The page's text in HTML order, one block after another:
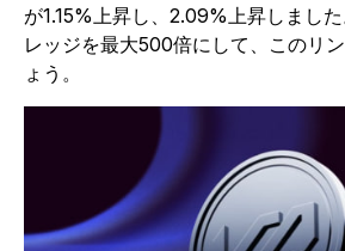
が1.15%上昇し、2.09%上昇しまし
レッジを最大500倍にして、このリ
ょう。